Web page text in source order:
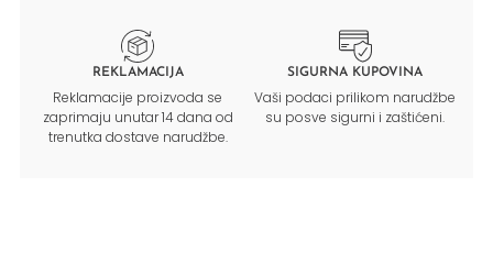
REKLAMACIJA
Reklamacije proizvoda se
zaprimaju unutar 14 dana od
trenutka dostave narudžbe.
SIGURNA KUPOVINA
Vaši podaci prilikom narudžbe
su posve sigurni i zaštićeni.